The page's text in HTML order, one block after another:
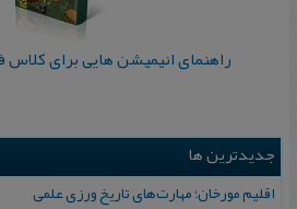
راهنمای انیمیشن هایی برای
جدیدترین ها
اقلیم مورخان؛ مهارت‌های تاریخ ورزی علمی